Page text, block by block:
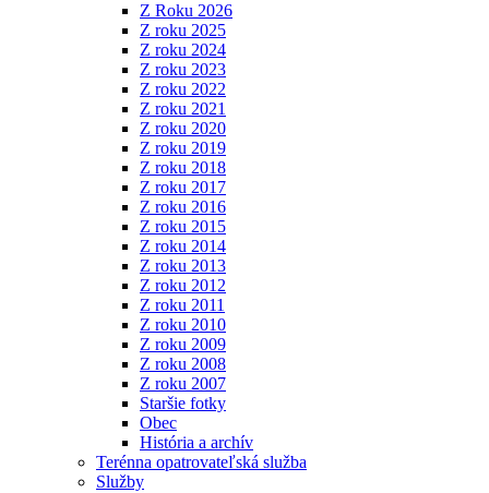
Z Roku 2026
Z roku 2025
Z roku 2024
Z roku 2023
Z roku 2022
Z roku 2021
Z roku 2020
Z roku 2019
Z roku 2018
Z roku 2017
Z roku 2016
Z roku 2015
Z roku 2014
Z roku 2013
Z roku 2012
Z roku 2011
Z roku 2010
Z roku 2009
Z roku 2008
Z roku 2007
Staršie fotky
Obec
História a archív
Terénna opatrovateľská služba
Služby